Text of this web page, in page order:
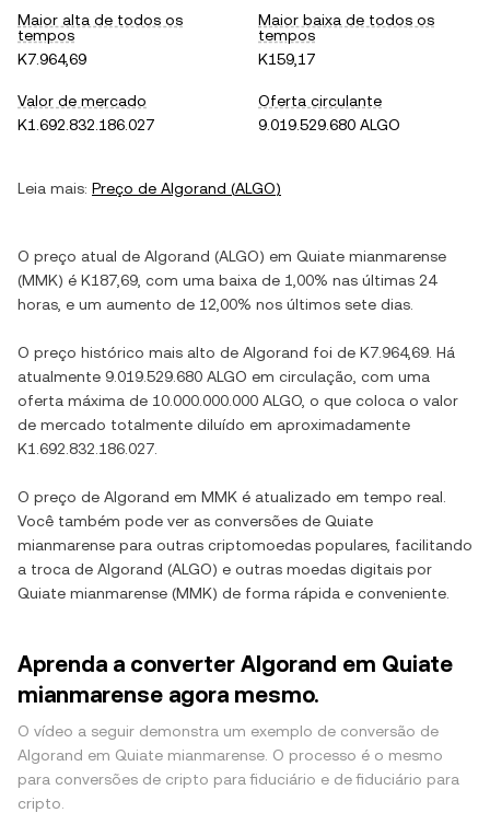
Maior alta de todos os
tempos
K7.964,69
Maior baixa de todos os
tempos
K159,17
Valor de mercado
K1.692.832.186.027
Oferta circulante
9.019.529.680 ALGO
Leia mais: Preço de Algorand (ALGO)
O preço atual de Algorand (ALGO) em Quiate mianmarense
(MMK) é K187,69 , com uma baixa de 1,00% nas últimas 24
horas, e um aumento de 12,00% nos últimos sete dias.
O preço histórico mais alto de Algorand foi de K7.964,69 . Há
atualmente 9.019.529.680 ALGO em circulação, com uma
oferta máxima de 10.000.000.000 ALGO , o que coloca o valor
de mercado totalmente diluído em aproximadamente
K1.692.832.186.027
O preço de Algorand em MMK é atualizado em tempo real.
Você também pode ver as conversões de Quiate
mianmarense para outras criptomoedas populares, facilitando
a troca de Algorand (ALGO) e outras moedas digitais por
Quiate mianmarense (MMK) de forma rápida e conveniente.
Aprenda a converter Algorand em Quiate
mianmarense agora mesmo.
O vídeo a seguir demonstra um exemplo de conversão de
Algorand em Quiate mianmarense. O processo é o mesmo
para conversões de cripto para fiduciário e de fiduciário para
cripto.